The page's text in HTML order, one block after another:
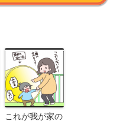
これが我が家の